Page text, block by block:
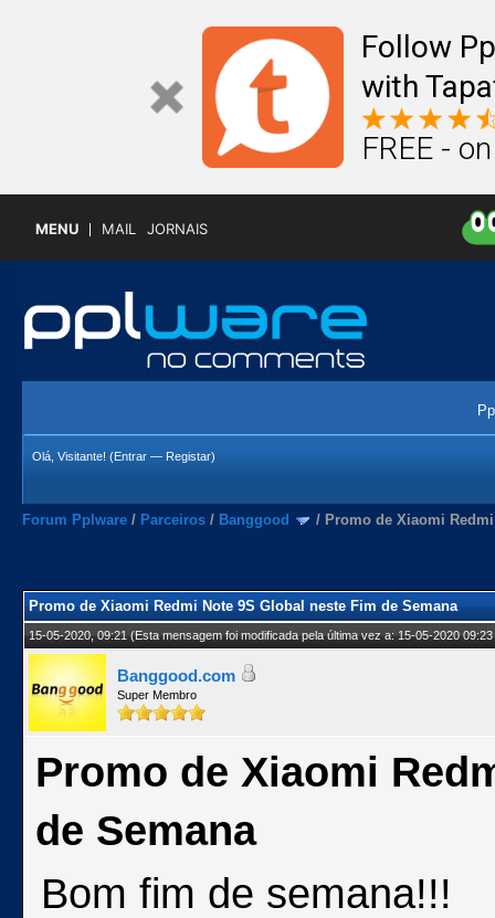
Follow
with
FREE -
MENU MAIL JORNAIS
Olá, Visitante! (Entrar — Registar)
Forum Pplware / Parceiros / Banggood / Promo de Xiaomi
Promo de Xiaomi Redmi Note 9S Global neste Fim de Semana
15-05-2020, 09:21(Esta mensagem foi modificada pela última vez a: 15-05-2020
Banggood.com
Super Membro
Promo de Xiaomi
de Semana
Bom fim de semana!!!